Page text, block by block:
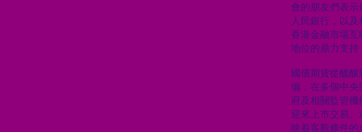
會的朋友們表示
人民銀行，以
香港金融市場互
地位的鼎力支持
國債期貨從醞
備，在多個中央
府及相關監管
迎來上市交易。
映着客觀條件的